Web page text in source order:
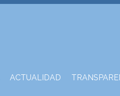
ACTUALIDAD